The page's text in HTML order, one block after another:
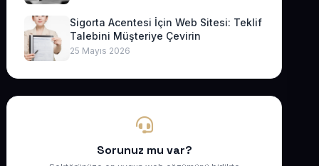
Sigorta Acentesi İçin Web Sitesi: Teklif
Talebini Müşteriye Çevirin
25 Mayıs 2026
Sorunuz mu var?